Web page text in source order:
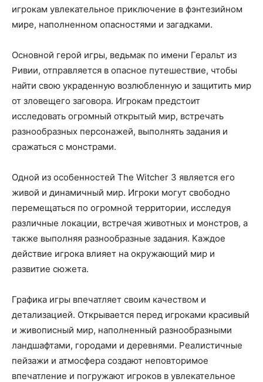
игрокам увлекательное приключение в фэнтезийном
мире, наполненном опасностями и загадками.
Основной герой игры, ведьмак по имени Геральт из
Ривии, отправляется в опасное путешествие, чтобы
найти свою украденную возлюбленную и защитить мир
от зловещего заговора. Игрокам предстоит
исследовать огромный открытый мир, встречать
разнообразных персонажей, выполнять задания и
сражаться с монстрами.
Одной из особенностей The Witcher 3 является его
живой и динамичный мир. Игроки могут свободно
перемещаться по огромной территории, исследуя
различные локации, встречая животных и монстров, а
также выполняя разнообразные задания. Каждое
действие игрока влияет на окружающий мир и
развитие сюжета.
Графика игры впечатляет своим качеством и
детализацией. Открывается перед игроками красивый
и живописный мир, наполненный разнообразными
ландшафтами, городами и деревнями. Реалистичные
пейзажи и атмосфера создают неповторимое
впечатление и погружают игроков в увлекательное